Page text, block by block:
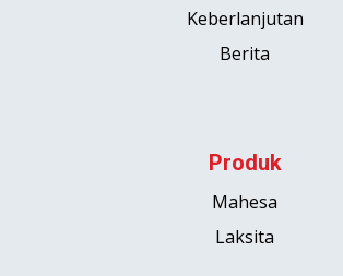
Keberlanjutan
Berita
Produk
Mahesa
Laksita